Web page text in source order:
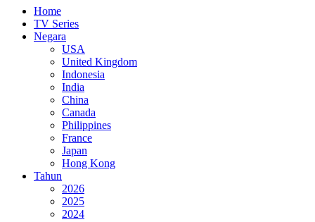
Home
TV Series
Negara
USA
United Kingdom
Indonesia
India
China
Canada
Philippines
France
Japan
Hong Kong
Tahun
2026
2025
2024